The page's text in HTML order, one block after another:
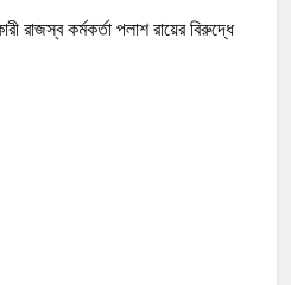
রাজস্ব কর্মকর্তা পলাশ রায়ের বিরুদ্ধে